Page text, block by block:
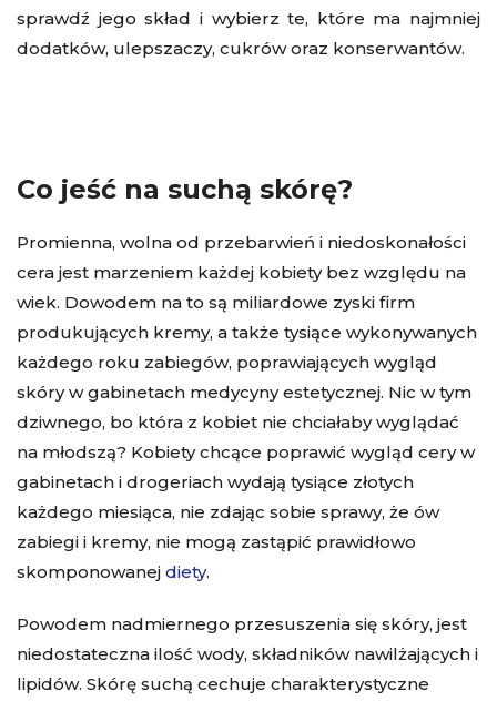
sprawdź jego skład i wybierz te, które ma najmniej
dodatków, ulepszaczy, cukrów oraz konserwantów.
Co jeść na suchą skórę?
Promienna, wolna od przebarwień i niedoskonałości
cera jest marzeniem każdej kobiety bez względu na
wiek. Dowodem na to są miliardowe zyski firm
produkujących kremy, a także tysiące wykonywanych
każdego roku zabiegów, poprawiających wygląd
skóry w gabinetach medycyny estetycznej. Nic w tym
dziwnego, bo która z kobiet nie chciałaby wyglądać
na młodszą? Kobiety chcące poprawić wygląd cery w
gabinetach i drogeriach wydają tysiące złotych
każdego miesiąca, nie zdając sobie sprawy, że ów
zabiegi i kremy, nie mogą zastąpić prawidłowo
skomponowanej diety.
Powodem nadmiernego przesuszenia się skóry, jest
niedostateczna ilość wody, składników nawilżających i
lipidów. Skórę suchą cechuje charakterystyczne